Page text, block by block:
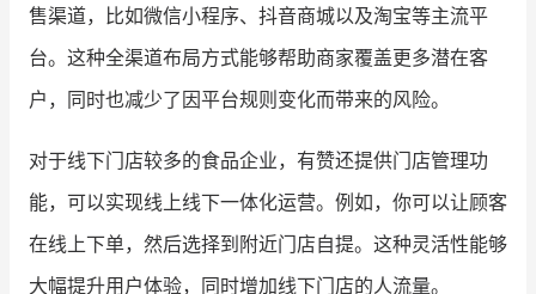
售渠道，比如微信小程序、抖音商城以及淘宝等主流平
台。这种全渠道布局方式能够帮助商家覆盖更多潜在客
户，同时也减少了因平台规则变化而带来的风险。
对于线下门店较多的食品企业，有赞还提供门店管理功
能，可以实现线上线下一体化运营。例如，你可以让顾客
在线上下单，然后选择到附近门店自提。这种灵活性能够
大幅提升用户体验，同时增加线下门店的人流量。